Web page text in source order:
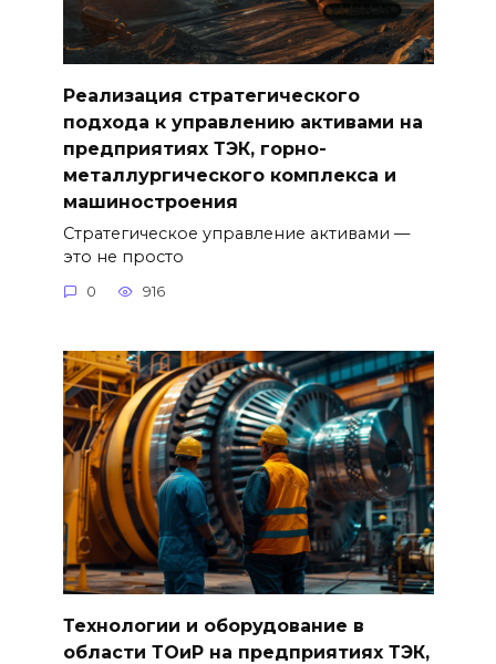
Реализация стратегического
подхода к управлению активами на
предприятиях ТЭК, горно-
металлургического комплекса и
машиностроения
Стратегическое управление активами —
это не просто
0 916
Технологии и оборудование в
области ТОиР на предприятиях ТЭК,